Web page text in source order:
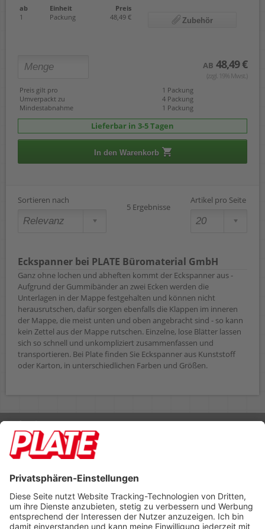
ab Einheit
Preis
1
Packung 48,49 € Zubehör
AB 48,49 €
(zzgl. 19% Mwst.)
Preis gilt pro
1 Packung
Umverpackt zu
4 Packung
Mindestabnahme
1 Packung
Lieferbar in 3-5 Tagen
In den Warenkorb
Sortieren nach
5 Ergebnisse
Artikel pro Seite
Eckspanner bei PLATE Büromaterial GmbH
Ganz ohne lochen und abheften kommt der Eckspanner aus -
Aufgrund der Gummibänder an zwei Ecken werden die
Unterlagen in der Mappe festgehalten und können nicht
herausrutschen, dafür sorgen ebenfalls die Klappen im inneren
der Mappe, die meist unten und oben angebracht sind - so kann
kein Zettel aus der Mappe rutschen. Einzelne, lose Blätter lassen
sich so schnell und unkompliziert zusammenfassen und
transportieren. Bei Plate finden Sie Eckspanner aus Kunststoff
oder Karton, in unterschiedlichen Farben und Größen.
Rufen Sie uns an 04298 401-0
Lieferbedingungen Impressum
Footer anzeigen
PLATE Büromaterial Vertriebs GmbH